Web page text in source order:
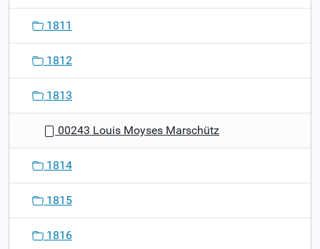
o
1811
1812
1813
00243 Louis Moyses Marschütz
1814
1815
1816